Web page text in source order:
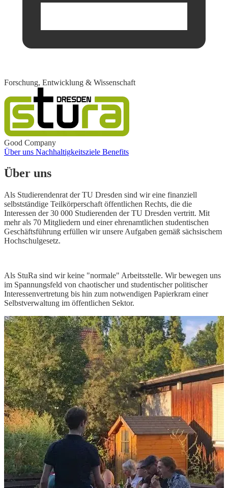
Forschung, Entwicklung & Wissenschaft
Good Company
Über uns Nachhaltigkeitsziele Benefits
Über uns
Als Studierendenrat der TU Dresden sind wir eine finanziell
selbstständige Teilkörperschaft öffentlichen Rechts, die die
Interessen der 30 000 Studierenden der TU Dresden vertritt. Mit
mehr als 70 Mitgliedern und einer ehrenamtlichen studentischen
Geschäftsführung erfüllen wir unsere Aufgaben gemäß sächsischem
Hochschulgesetz.
Als StuRa sind wir keine "normale" Arbeitsstelle. Wir bewegen uns
im Spannungsfeld von chaotischer und studentischer politischer
Interessenvertretung bis hin zum notwendigen Papierkram einer
Selbstverwaltung im öffentlichen Sektor.